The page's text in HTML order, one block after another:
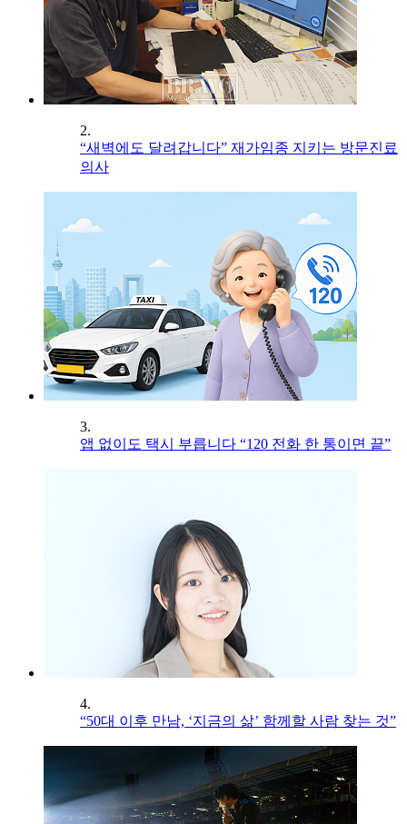
2.
“새벽에도 달려갑니다” 재가임종 지키는 방문진료
의사
3.
앱 없이도 택시 부릅니다 “120 전화 한 통이면 끝”
4.
“50대 이후 만남, ‘지금의 삶’ 함께할 사람 찾는 것”